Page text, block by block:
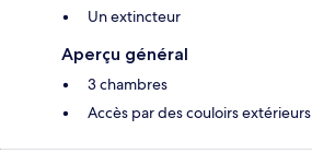
Un extincteur
Aperçu général
3 chambres
Accès par des couloirs extérieurs